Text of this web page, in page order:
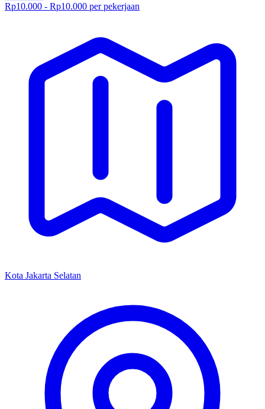
Rp10.000 - Rp10.000 per pekerjaan
Kota Jakarta Selatan